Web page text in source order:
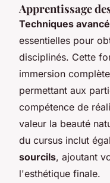
Apprentissage
Techniques
essentielles pour
disciplinés. Cette
immersion
permettant aux
compétence de
valeur la beauté
du cursus inclut
sourcils, ajoutant
l'esthétique finale.